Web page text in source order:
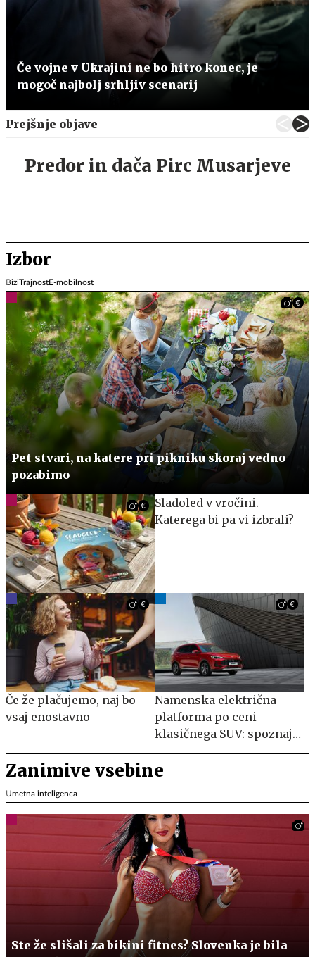
Če vojne v Ukrajini ne bo hitro konec, je
mogoč najbolj srhljiv scenarij
Prejšnje objave
Predor in dača Pirc Musarjeve
Izbor
BiziTrajnostE-mobilnost
Pet stvari, na katere pri pikniku skoraj vedno
pozabimo
Sladoled v vročini.
Katerega bi pa vi izbrali?
Če že plačujemo, naj bo
vsaj enostavno
Namenska električna
platforma po ceni
klasičnega SUV: spoznajte
MG S5 EV
Zanimive vsebine
Umetna inteligenca
Ste že slišali za bikini fitnes? Slovenka je bila